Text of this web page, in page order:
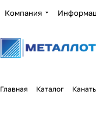
Компания
Главная Каталог